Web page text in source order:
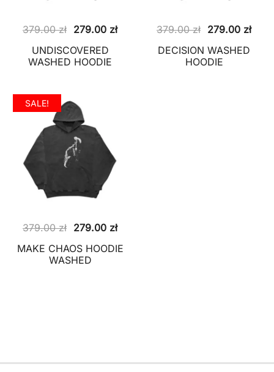
379.00zł Pierwotna
cena
wynosiła:
279.00 złAktualna
UNDISCOVERED
WASHED HOODIE
379.00zł Pierwotna
cena
wynosiła:
279.00 zł
DECISION WASHED
HOODIE
SALE!
379.00zł Pierwotna
cena
wynosiła:
279.00 złAktualna
cena
MAKE CHAOS HOODIE
WASHED